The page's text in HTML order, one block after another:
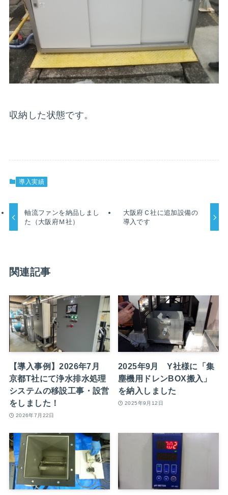
収納した状態です。
導入実績
軸流ファンを納品しまし
た（大阪府Ｍ社）
大阪府Ｃ社に追加設備の
導入です
関連記事
【導入事例】2026年7月
京都T社にて浄水排水処理
システムの移設工事・設営
をしました！
2026年7月22日
2025年9月 Y社様に「集
塵機用ドレンBOX搬入」
を納入しました
2025年9月12日